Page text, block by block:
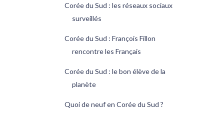
Corée du Sud : les réseaux sociaux
surveillés
Corée du Sud : François Fillon
rencontre les Français
Corée du Sud : le bon élève de la
planète
Quoi de neuf en Corée du Sud ?